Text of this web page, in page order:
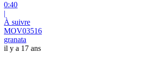
0:40
|
À suivre
MOV03516
granata
il y a 17 ans